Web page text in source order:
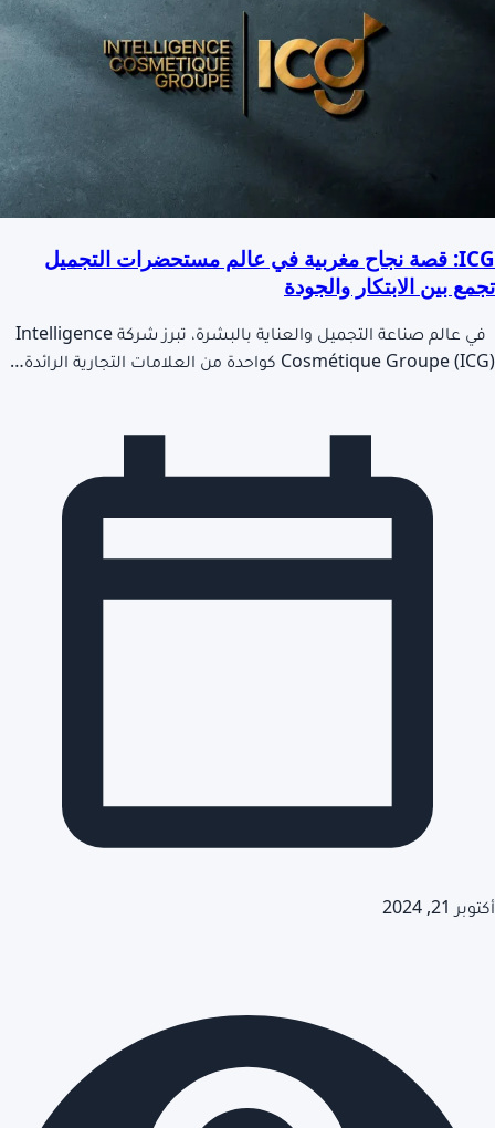
ICG: قصة نجاح مغربية في عالم مستحضرات التجميل
تجمع بين الابتكار والجودة
في عالم صناعة التجميل والعناية بالبشرة، تبرز شركة Intelligence
Cosmétique Groupe (ICG) كواحدة من العلامات التجارية الرائدة…
أكتوبر 21, 2024